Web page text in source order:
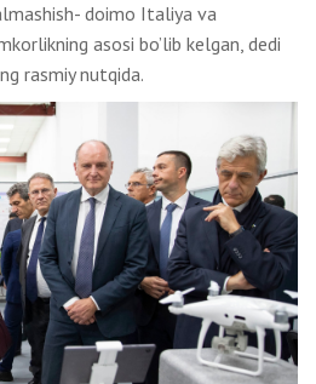
doimo Italiya va
asosi bo’lib kelgan, dedi
rasmiy nutqida.